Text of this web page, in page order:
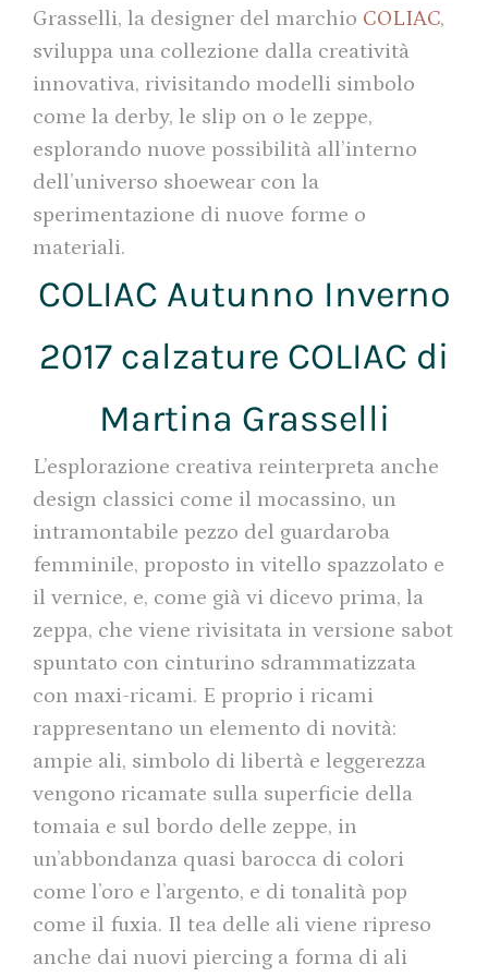
Grasselli, la designer del marchio COLIAC,
sviluppa una collezione dalla creatività
innovativa, rivisitando modelli simbolo
come la derby, le slip on o le zeppe,
esplorando nuove possibilità all’interno
dell’universo shoewear con la
sperimentazione di nuove forme o
materiali.
COLIAC Autunno Inverno
2017 calzature COLIAC di
Martina Grasselli
L’esplorazione creativa reinterpreta anche
design classici come il mocassino, un
intramontabile pezzo del guardaroba
femminile, proposto in vitello spazzolato e
il vernice, e, come già vi dicevo prima, la
zeppa, che viene rivisitata in versione sabot
spuntato con cinturino sdrammatizzata
con maxi-ricami. E proprio i ricami
rappresentano un elemento di novità:
ampie ali, simbolo di libertà e leggerezza
vengono ricamate sulla superficie della
tomaia e sul bordo delle zeppe, in
un’abbondanza quasi barocca di colori
come l’oro e l’argento, e di tonalità pop
come il fuxia. Il tea delle ali viene ripreso
anche dai nuovi piercing a forma di ali